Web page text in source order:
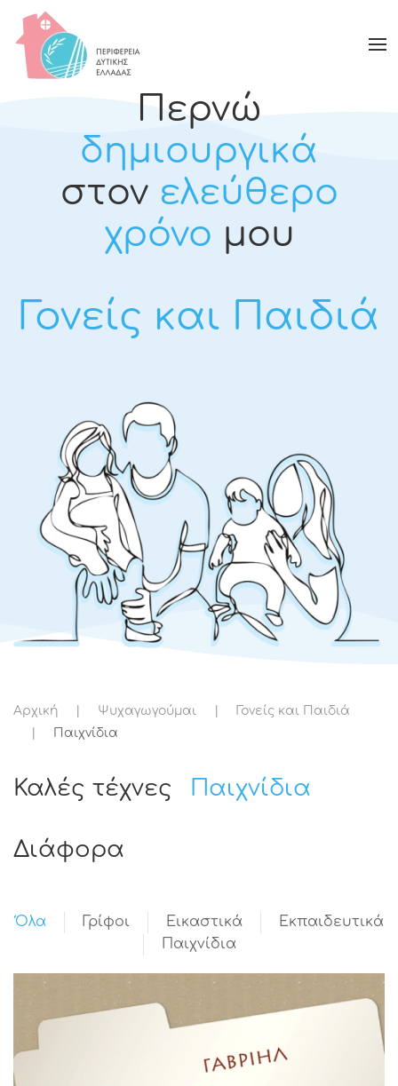
Περνώ
δημιουργικά
στον ελεύθερο
χρόνο μου
Γονείς και Παιδιά
Αρχική Ψυχαγωγούμαι
Γονείς και Παιδιά
Παιχνίδια
Καλές τέχνες Παιχνίδια
Διάφορα
Όλα Γρίφοι Εικαστικά
Εκπαιδευτικά
Παιχνίδια